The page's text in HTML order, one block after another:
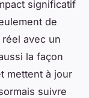
significatif
de
avec un
la façon
mettent à jour
suivre